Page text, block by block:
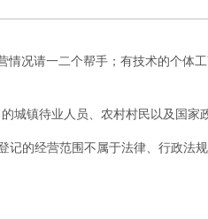
情况请一二个帮手；有技术的个体
镇待业人员、农村村民以及国家
的经营范围不属于法律、行政法